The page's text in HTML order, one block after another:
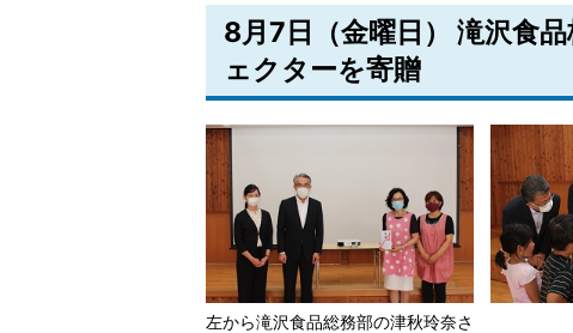
8月7日（金曜日） 滝沢食
ェクターを寄贈
左から滝沢食品総務部の津秋玲奈さ